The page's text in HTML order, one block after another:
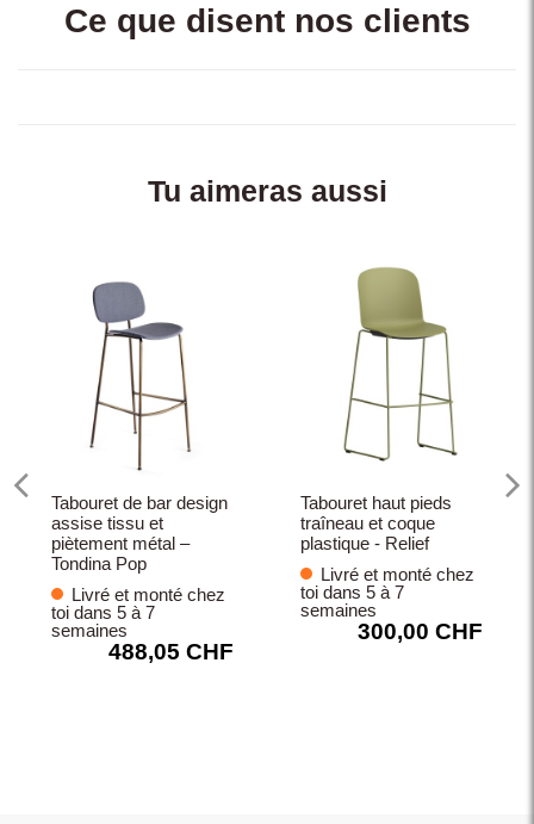
Ce que disent nos clients
Tu aimeras aussi
Tabouret de bar design
assise tissu et
piètement métal –
Tondina Pop
Livré et monté chez
toi dans 5 à 7
semaines
488,05 CHF
Tabouret haut pieds
traîneau et coque
plastique - Relief
Livré et monté chez
toi dans 5 à 7
semaines
300,00 CHF